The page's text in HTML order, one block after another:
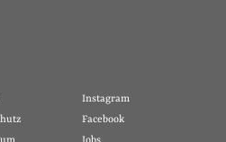
Instagram
Facebook